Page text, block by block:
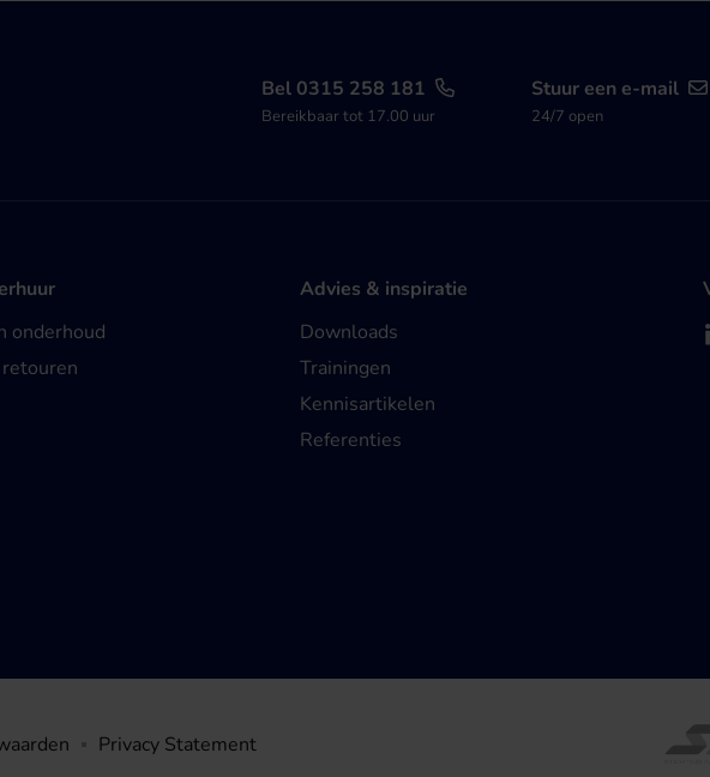
Bel 0315 258 181
Bereikbaar tot 17.00 uur
Stuur een e-mail
24/7 open
onderhoud
Advies & inspiratie
Downloads
Trainingen
Kennisartikelen
Referenties
Privacy Statement